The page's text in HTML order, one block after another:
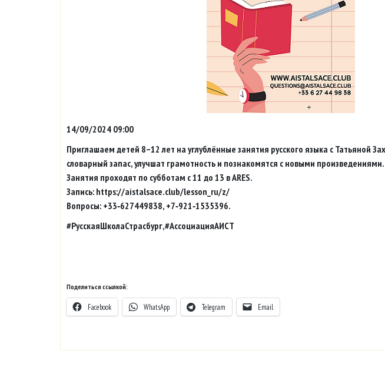
14/09/2024 09:00
Приглашаем детей 8–12 лет на углублённые занятия русского языка с Татьяной
словарный запас, улучшат грамотность и познакомятся с новыми произведениями.
Занятия проходят по субботам с 11 до 13 в ARES.
Запись: https://aistalsace.club/lesson_ru/z/
Вопросы: +33‑627449838, +7‑921‑1535396.
#РусскаяШколаСтрасбург,#АссоциацияАИСТ
Поделиться ссылкой:
Facebook WhatsApp Telegram Email